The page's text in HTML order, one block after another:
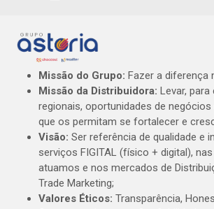
Missão do Grupo: Fazer a diferença
Missão da Distribuidora: Levar,
regionais, oportunidades de
que os permitam se fortalecer e
Visão: Ser referência de qualidade e
serviços FIGITAL (físico + digital),
atuamos e nos mercados de
Trade Marketing;
Valores Éticos: Transparência,